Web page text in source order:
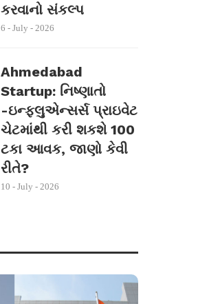
કરવાનો સંકલ્પ
6 - July - 2026
Ahmedabad
Startup: નિષ્ણાતો
-ઇન્ફ્લુએન્સર્સ પ્રાઇવેટ
ચેટમાંથી કરી શકશે 100
ટકા આવક, જાણો કેવી
રીતે?
10 - July - 2026